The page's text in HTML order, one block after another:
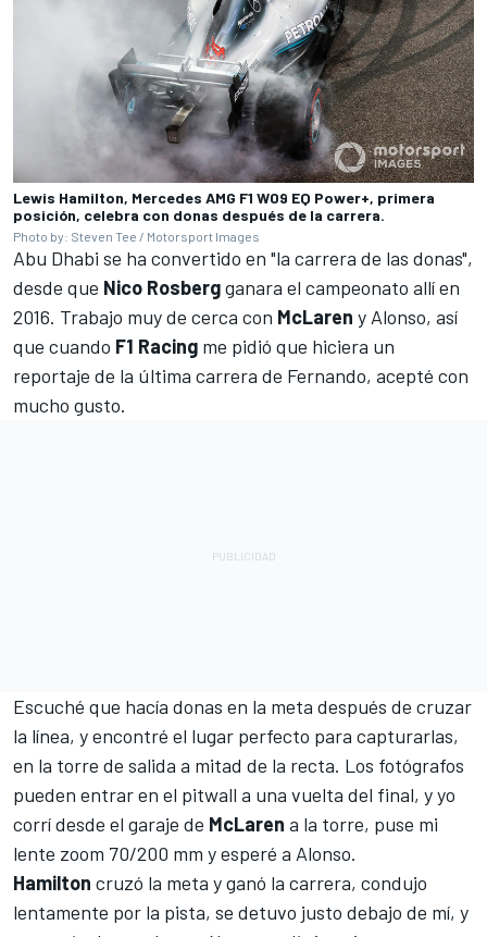
Lewis Hamilton, Mercedes AMG F1 W09 EQ Power+, primera
posición, celebra con donas después de la carrera.
Photo by: Steven Tee / Motorsport Images
Abu Dhabi se ha convertido en "la carrera de las donas",
desde que Nico Rosbergganara el campeonato allí en
2016. Trabajo muy de cerca con McLaren y Alonso, así
que cuando F1 Racing me pidió que hiciera un
reportaje de la última carrera de Fernando, acepté con
mucho gusto.
Escuché que hacía donas en la meta después de cruzar
la línea, y encontré el lugar perfecto para capturarlas,
en la torre de salida a mitad de la recta. Los fotógrafos
pueden entrar en el pitwall a una vuelta del final, y yo
corrí desde el garaje de McLaren a la torre, puse mi
lente zoom 70/200 mm y esperé a Alonso.
Hamilton cruzó la meta y ganó la carrera, condujo
lentamente por la pista, se detuvo justo debajo de mí, y